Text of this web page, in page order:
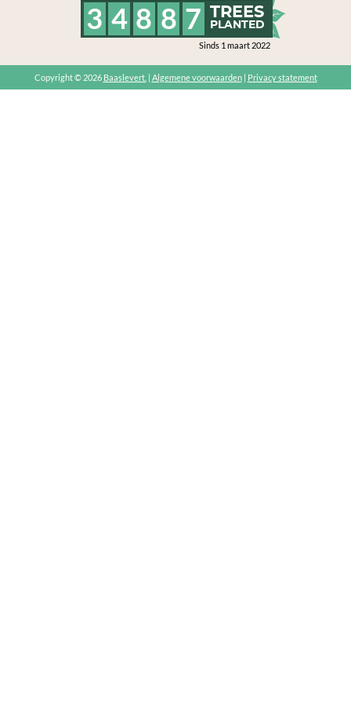
3 4 8 8 7 TREES
PLANTED
Sinds 1 maart 2022
Copyright © 2026 Baaslevert. Algemene voorwaarden| Privacy statement